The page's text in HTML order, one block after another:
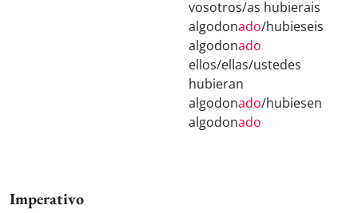
vosotros/as hubierais
algodonado/hubieseis
algodonado
ellos/ellas/ustedes
hubieran
algodonado/hubiesen
algodonado
Imperativo